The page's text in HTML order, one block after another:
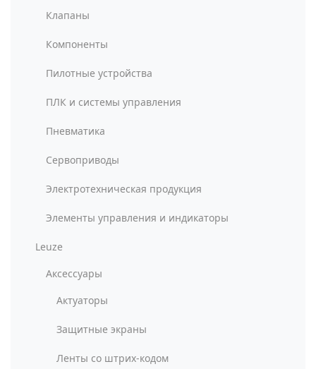
Клапаны
Компоненты
Пилотные устройства
ПЛК и системы управления
Пневматика
Сервоприводы
Электротехническая продукция
Элементы управления и индикаторы
Leuze
Аксессуары
Актуаторы
Защитные экраны
Ленты со штрих-кодом